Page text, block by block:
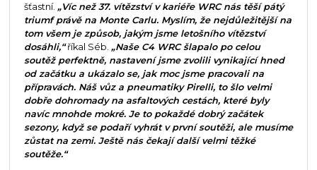
šťastní. „Víc než 37. vítězství v kariéře WRC nás těší pátý
triumf právě na Monte Carlu. Myslím, že nejdůležitější na
tom všem je způsob, jakým jsme letošního vítězství
dosáhli,“říkal Séb. „Naše C4 WRC šlapalo po celou
soutěž perfektně, nastavení jsme zvolili vynikající hned
od začátku a ukázalo se, jak moc jsme pracovali na
přípravách. Náš vůz a pneumatiky Pirelli, to šlo velmi
dobře dohromady na asfaltových cestách, které byly
navíc mnohde mokré. Je to pokaždé dobrý začátek
sezony, když se podaří vyhrát v první soutěži, ale musíme
zůstat na zemi. Ještě nás čekají další velmi těžké
soutěže.“